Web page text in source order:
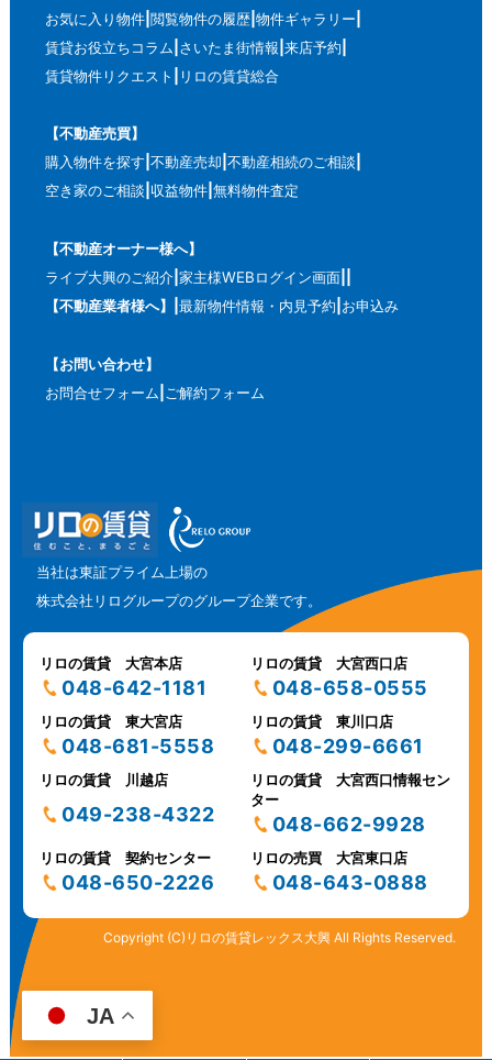
お気に入り物件 閲覧物件の履歴 物件ギャラリー
賃貸お役立ちコラム さいたま街情報 来店予約
賃貸物件リクエスト
リロの賃貸総合
【不動産売買】
購入物件を探す 不動産売却 不動産相続のご相談
空き家のご相談 収益物件 無料物件査定
【不動産オーナー様へ】
ライブ大興のご紹介 家主様WEBログイン画面
【不動産業者様へ】
最新物件情報・内見予約 お申込み
【お問い合わせ】
お問合せフォーム ご解約フォーム
当社は東証プライム上場の
株式会社リログループのグループ企業です。
リロの賃貸 大宮本店
048-642-1181
リロの賃貸 大宮西口店
048-658-0555
リロの賃貸 東大宮店
048-681-5558
リロの賃貸 東川口店
048-299-6661
リロの賃貸 川越店
049-238-4322
リロの賃貸 大宮西口情報セン
ター
048-662-9928
リロの賃貸 契約センター
048-650-2226
リロの売買 大宮東口店
048-643-0888
Copyright (C)リロの賃貸レックス大興 All Rights Reserved.
JA